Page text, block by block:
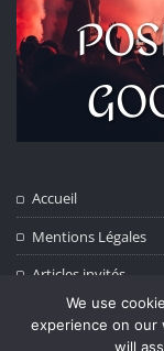
Accueil
Mentions Légales
Articles invités
ContactWe use
experience on
will